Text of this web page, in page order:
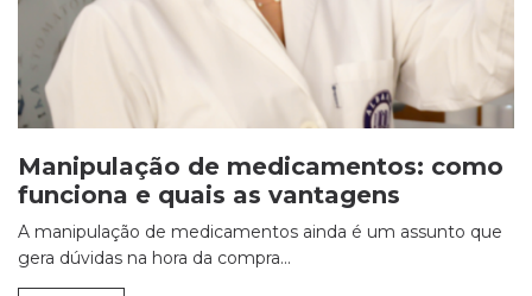
Manipulação de medicamentos: como
funciona e quais as vantagens
A manipulação de medicamentos ainda é um assunto que
gera dúvidas na hora da compra...